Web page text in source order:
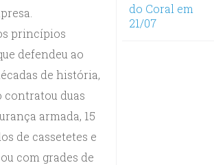
princípios
defendeu ao
de história,
contratou duas
armada, 15
de cassetetes e
com grades de
do Coral em
21/07